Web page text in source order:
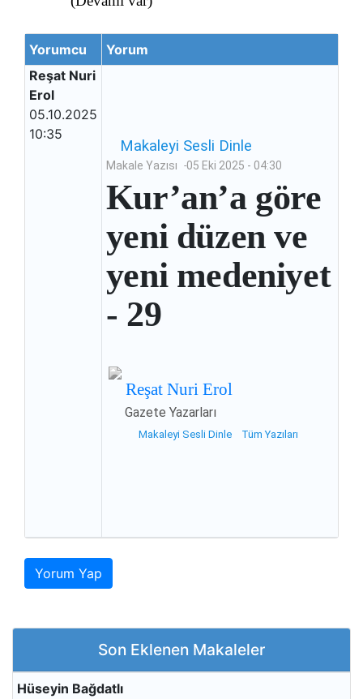
Yorumcu
Yorum
Reşat Nuri
Erol
05.10.2025
10:35
Makaleyi Sesli Dinle
Makale Yazısı -05 Eki 2025 - 04:30
Kur’an’a göre
yeni düzen ve
yeni medeniyet
- 29
Reşat Nuri Erol
Gazete Yazarları
Makaleyi SesliDinle Tüm Yazıları
Yorum Yap
Son Eklenen Makaleler
Hüseyin Bağdatlı